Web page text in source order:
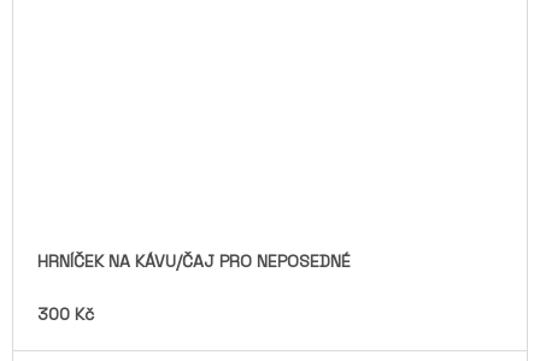
HRNÍČEK NA KÁVU/ČAJ PRO NEPOSEDNÉ
300 Kč